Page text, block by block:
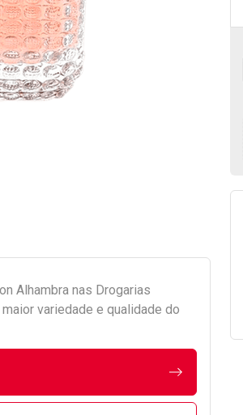
Alhambra nas Drogarias
variedade e qualidade do